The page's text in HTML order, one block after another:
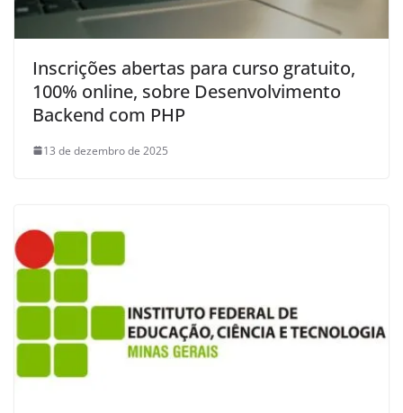
Inscrições abertas para curso gratuito,
100% online, sobre Desenvolvimento
Backend com PHP
13 de dezembro de 2025